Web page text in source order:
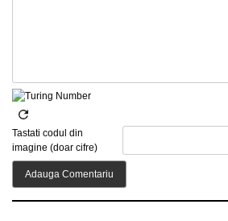
Tastati codul din
imagine (doar cifre)